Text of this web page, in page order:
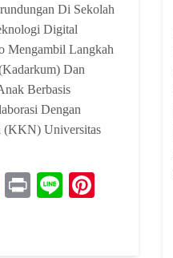
Di Sekolah
Digital
Mengambil Langkah
Dan
Berbasis
Dengan
(KKN) Universitas
Telegram
PrintLine